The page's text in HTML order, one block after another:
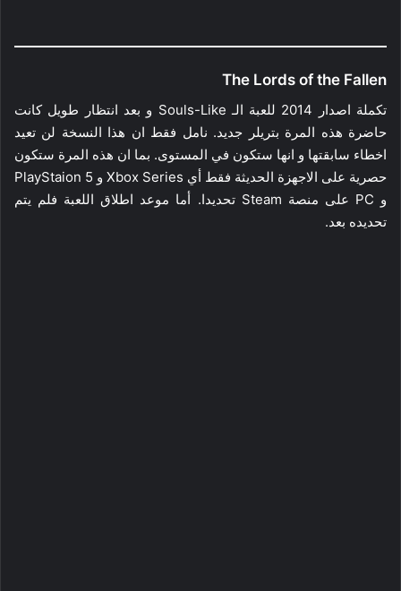
The Lords of the Fallen
تكملة اصدار 2014 للعبة الـ Souls-Like و بعد انتظار طويل كانت
حاضرة هذه المرة بتريلر جديد. نامل فقط ان هذا النسخة لن تعيد
اخطاء سابقتها و انها ستكون في المستوى. بما ان هذه المرة ستكون
حصرية على الاجهزة الحديثة فقط أي Xbox Series و PlayStaion 5
و PC على منصة Steam تحديدا. أما موعد اطلاق اللعبة فلم يتم
تحديده بعد.